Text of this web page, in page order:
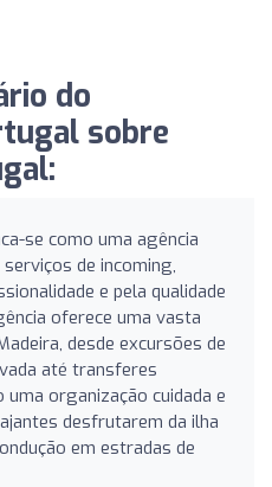
do
sobre
se como uma agência
de incoming,
e pela qualidade
oferece uma vasta
desde excursões de
até transferes
organização cuidada e
desfrutarem da ilha
em estradas de